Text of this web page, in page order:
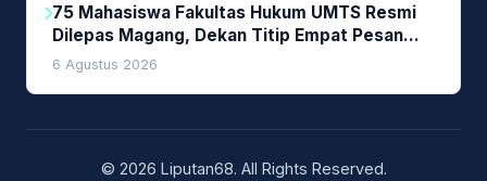
75 Mahasiswa Fakultas Hukum UMTS Resmi
Dilepas Magang, Dekan Titip Empat Pesan
Penting
6 Agustus 2026
© 2026 Liputan68. All Rights Reserved.